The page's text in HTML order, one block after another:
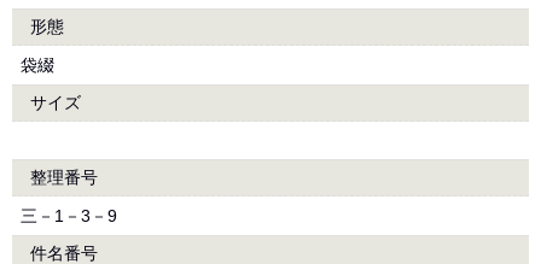
形態
袋綴
サイズ
整理番号
三－1－3－9
件名番号